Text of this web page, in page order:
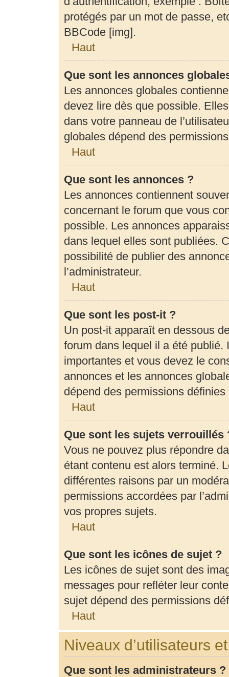
protégés par un mot de passe,
BBCode [img].
Haut
Que sont les annonces
Les annonces globales
devez lire dès que possible.
dans votre panneau de
globales dépend des
Haut
Que sont les annonces ?
Les annonces contiennent
concernant le forum que vous
possible. Les annonces
dans lequel elles sont publiées.
possibilité de publier des
l’administrateur.
Haut
Que sont les post-it ?
Un post-it apparaît en dessous
forum dans lequel il a été
importantes et vous devez le
annonces et les annonces
dépend des permissions définies
Haut
Que sont les sujets verrouillés
Vous ne pouvez plus répondre
étant contenu est alors terminé.
différentes raisons par un
permissions accordées par
vos propres sujets.
Haut
Que sont les icônes de sujet ?
Les icônes de sujet sont des
messages pour refléter leur
sujet dépend des permissions
Haut
Niveaux d’utilisateurs
Que sont les administrateurs ?